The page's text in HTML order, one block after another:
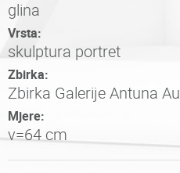
glina
Vrsta:
skulptura portret
Zbirka:
Zbirka Galerije Antuna
Mjere:
v=64 cm